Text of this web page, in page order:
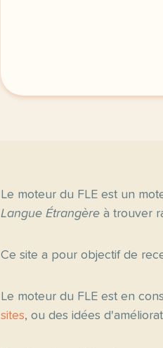
Le moteur du FLE est un
Langue Étrangère à trouver
Ce site a pour objectif de
Le moteur du FLE est en
sites, ou des idées